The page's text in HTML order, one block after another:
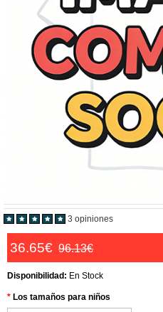
3 opiniones
36.65€ 96.13€
Disponibilidad: En Stock
Los tamaños para niños